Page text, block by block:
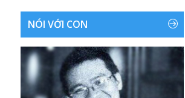
NÓI VỚI CON